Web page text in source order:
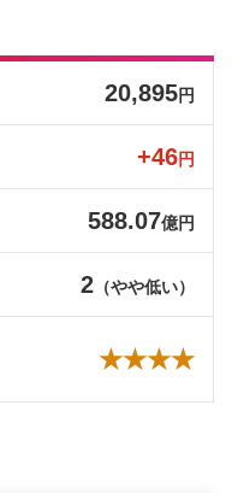
20,895円
+46円
588.07億円
2 （やや低い）
★★★★